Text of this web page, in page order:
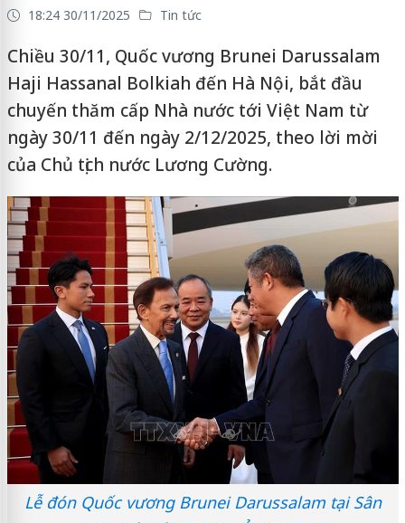
18:24 30/11/2025 Tin tức
Chiều 30/11, Quốc vương Brunei Darussalam
Haji Hassanal Bolkiah đến Hà Nội, bắt đầu
chuyến thăm cấp Nhà nước tới Việt Nam từ
ngày 30/11 đến ngày 2/12/2025, theo lời mời
của Chủ tịch nước Lương Cường.
Lễ đón Quốc vương Brunei Darussalam tại Sân